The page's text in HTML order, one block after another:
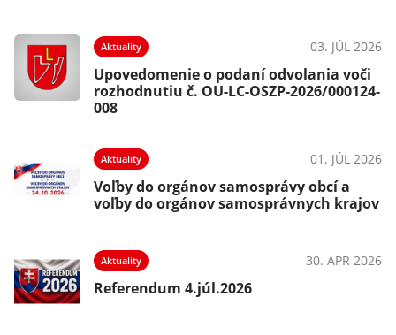
Aktuality 03. JÚL 2026
Upovedomenie o podaní odvolania voči
rozhodnutiu č. OU-LC-OSZP-2026/000124-
008
Aktuality 01. JÚL 2026
Voľby do orgánov samosprávy obcí a
voľby do orgánov samosprávnych krajov
Aktuality 30. APR 2026
Referendum 4.júl.2026